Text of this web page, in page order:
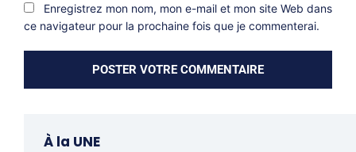
Enregistrez mon nom, mon e-mail et mon site Web dans
ce navigateur pour la prochaine fois que je commenterai.
À la UNE